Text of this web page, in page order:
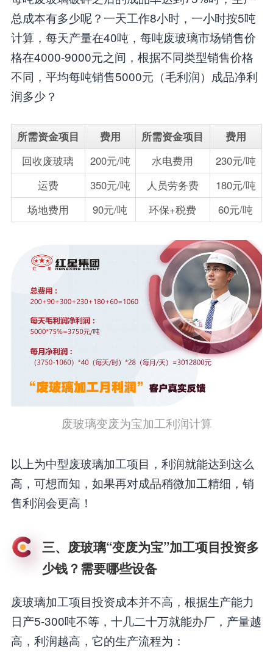
总成本有多少呢？一天工作8小时，一小时按5吨
计算，每天产量在40吨，每吨废玻璃市场销售价
格在4000-9000元之间，根据不同类型销售价格
不同，平均每吨销售5000元（毛利润）成品净利
润多少？
所需资金项目 费用 所需资金项目
费用
回收废玻璃
200元/吨 水电费用
230元/吨
运费
350元/吨 人员劳务费
180元/吨
场地费用
90元/吨 环保+税费 60元/吨
废玻璃变废为宝加工利润计算
以上为中型废玻璃加工项目，利润就能达到这么
高，可想而知，如果再对成品稍微加工精细，销
售利润会更高！
三、废玻璃“变废为宝”加工项目投资多
少钱？需要哪些设备
废玻璃加工项目投资成本并不高，根据生产能力
日产5-300吨不等，十几二十万就能办厂，产量越
高，利润越高，它的生产流程为：